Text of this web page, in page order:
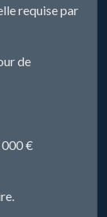
requise par
de
000 €